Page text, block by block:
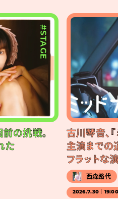
#STAGE
の挑戦。
た
古川琴音、
主演までの
フラットな
西森路代
2026.7.30｜